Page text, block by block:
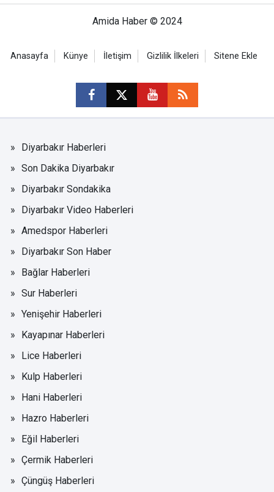
Amida Haber © 2024
Anasayfa Künye İletişim Gizlilik İlkeleri Sitene Ekle
Diyarbakır Haberleri
Son Dakika Diyarbakır
Diyarbakır Sondakika
Diyarbakır Video Haberleri
Amedspor Haberleri
Diyarbakır Son Haber
Bağlar Haberleri
Sur Haberleri
Yenişehir Haberleri
Kayapınar Haberleri
Lice Haberleri
Kulp Haberleri
Hani Haberleri
Hazro Haberleri
Eğil Haberleri
Çermik Haberleri
Çüngüş Haberleri